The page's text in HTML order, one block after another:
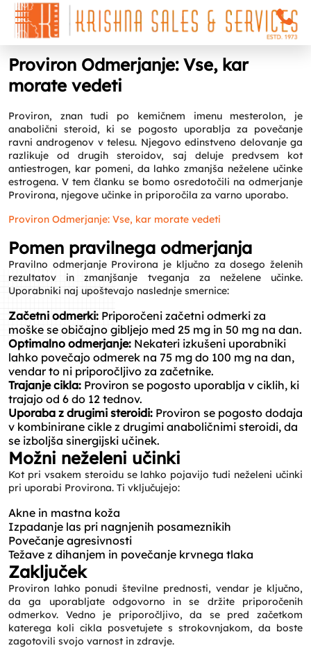
Proviron Odmerjanje: Vse, kar
morate vedeti
Proviron, znan tudi po kemičnem imenu mesterolon, je
anabolični steroid, ki se pogosto uporablja za povečanje
ravni androgenov v telesu. Njegovo edinstveno delovanje ga
razlikuje od drugih steroidov, saj deluje predvsem kot
antiestrogen, kar pomeni, da lahko zmanjša neželene učinke
estrogena. V tem članku se bomo osredotočili na odmerjanje
Provirona, njegove učinke in priporočila za varno uporabo.
Proviron Odmerjanje: Vse, kar morate vedeti
Pomen pravilnega odmerjanja
Pravilno odmerjanje Provirona je ključno za dosego želenih
rezultatov in zmanjšanje tveganja za neželene učinke.
Uporabniki naj upoštevajo naslednje smernice:
Začetni odmerki: Priporočeni začetni odmerki za
moške se običajno gibljejo med 25 mg in 50 mg na dan.
Optimalno odmerjanje: Nekateri izkušeni uporabniki
lahko povečajo odmerek na 75 mg do 100 mg na dan,
vendar to ni priporočljivo za začetnike.
Trajanje cikla: Proviron se pogosto uporablja v ciklih, ki
trajajo od 6 do 12 tednov.
Uporaba z drugimi steroidi: Proviron se pogosto dodaja
v kombinirane cikle z drugimi anaboličnimi steroidi, da
se izboljša sinergijski učinek.
Možni neželeni učinki
Kot pri vsakem steroidu se lahko pojavijo tudi neželeni učinki
pri uporabi Provirona. Ti vključujejo:
Akne in mastna koža
Izpadanje las pri nagnjenih posameznikih
Povečanje agresivnosti
Težave z dihanjem in povečanje krvnega tlaka
Zaključek
Proviron lahko ponudi številne prednosti, vendar je ključno,
da ga uporabljate odgovorno in se držite priporočenih
odmerkov. Vedno je priporočljivo, da se pred začetkom
katerega koli cikla posvetujete s strokovnjakom, da boste
zagotovili svojo varnost in zdravje.